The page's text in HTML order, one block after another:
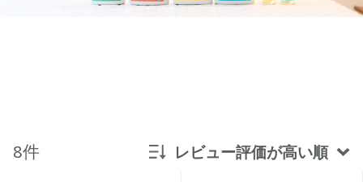
8件 レビュー評価が高い順